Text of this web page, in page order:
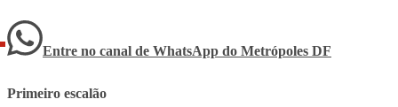
Entre no canal de WhatsApp do Metrópoles DF
Primeiro escalão